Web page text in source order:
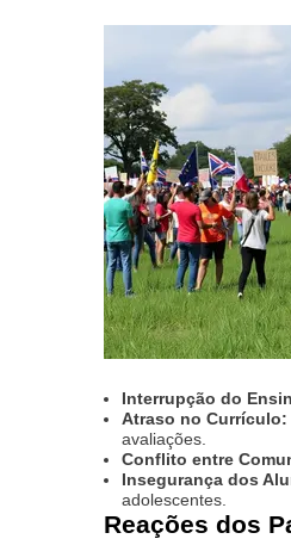
Interrupção do
Atraso no Currículo:
avaliações.
Conflito entre
Insegurança dos
adolescentes.
Reações dos